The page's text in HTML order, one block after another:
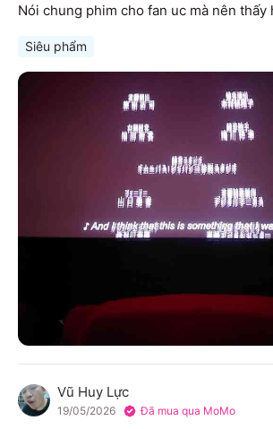
Nói chung phim cho fan uc mà nên thấy
Siêu phẩm
V Vũ Huy Lực
19/05/2026 Đã mua qua MoMo